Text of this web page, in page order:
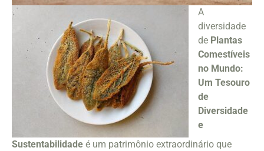
A
diversidade
de Plantas
Comestíveis
no Mundo:
Um Tesouro
de
Diversidade
e
Sustentabilidade é um patrimônio extraordinário que